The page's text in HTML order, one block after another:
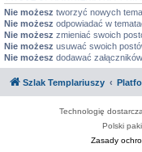
Nie możesz tworzyć nowych
Nie możesz odpowiadać w
Nie możesz zmieniać swoich
Nie możesz usuwać swoich
Nie możesz dodawać załączników
Szlak Templariuszy
Technologię dostarcza
Polski
Zasady